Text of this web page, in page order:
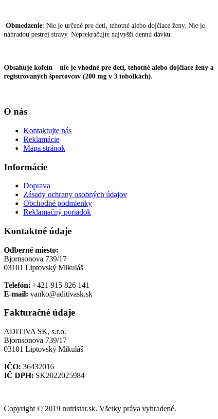
Obmedzenie: Nie je určené pre deti, tehotné alebo dojčiace ženy. Nie je
náhradou pestrej stravy. Neprekračujte najvyšší dennú dávku.
Obsahuje kofeín – nie je vhodné pre deti, tehotné alebo dojčiace ženy a
registrovaných športovcov (200 mg v 3 tobolkách).
O nás
Kontaktujte nás
Reklamácie
Mapa stránok
Informácie
Doprava
Zásady ochrany osobných údajov
Obchodné podmienky
Reklamačný poriadok
Kontaktné údaje
Odberné miesto:
Bjornsonova 739/17
03101 Liptovský Mikuláš
Telefón: +421 915 826 141
E-mail: vanko@aditivask.sk
Fakturačné údaje
ADITIVA SK, s.r.o.
Bjornsonova 739/17
03101 Liptovský Mikuláš
IČO: 36432016
IČ DPH: SK2022025984
Copyright © 2019 nutristar.sk. Všetky práva vyhradené.